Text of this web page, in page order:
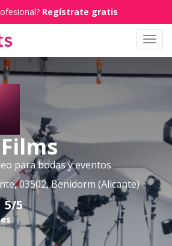
Regístrate gratis
para bodas y eventos
03502, Benidorm (Alicante)
5/5